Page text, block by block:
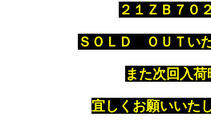
２１ＺＢ７０
ＳＯＬＤ ＯＵＴい
また次回入荷
宜しくお願いいた